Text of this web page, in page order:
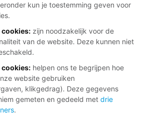
kun je toestemming geven voor
cookies: zijn noodzakelijk voor de
van de website. Deze kunnen niet
: helpen ons te begrijpen hoe
website gebruiken
klikgedrag). Deze gegevens
gemeten en gedeeld met drie
.